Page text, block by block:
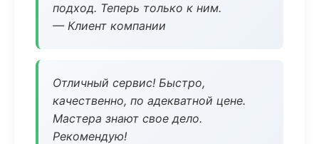
подход. Теперь только к ним.
— Клиент компании
Отличный сервис! Быстро,
качественно, по адекватной цене.
Мастера знают свое дело.
Рекомендую!